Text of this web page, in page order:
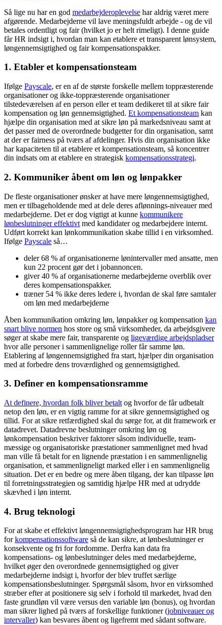
Så lige nu har en god medarbejderoplevelse har aldrig været mere
afgørende. Medarbejderne vil lave meningsfuldt arbejde - og de vil
betales ordentligt og fair (hvilket jo er helt rimeligt). I denne guide
får HR indsigt i, hvordan man kan etablere et transparent lønsystem,
løngennemsigtighed og fair kompensationspakker.
1. Etabler et kompensationsteam
Ifølge Payscale, er en af ​​de største forskelle mellem toppræsterende
organisationer og ikke-toppræsterende organisationer
tilstedeværelsen af ​​en person eller et team dedikeret til at sikre fair
kompensation og løn gennemsigtighed. Et kompensationsteam kan
hjælpe din organisation med at sikre løn på markedsniveau samt at
det passer med de overordnede budgetter for din organisation, samt
at der er fairness på tværs af afdelinger. Hvis din organisation ikke
har kapaciteten til at etablere et kompensationsteam, så koncentrer
din indsats om at etablere en strategisk kompensationsstrategi.
2. Kommuniker åbent om løn og lønpakker
De fleste organisationer ønsker at have mere løngennemsigtighed,
men er tilbageholdende med at dele deres aflønnings-niveauer med
medarbejderne. Det er dog vigtigt at kunne kommunikere
lønbeslutninger effektivt med kandidater og medarbejdere internt.
Udført korrekt kan lønkommunikation skabe tillid i en virksomhed.
Ifølge Payscale så…
deler 68 % af organisationerne lønintervaller med ansatte, men
kun 22 procent gør det i jobannoncen.
giver 40 % af organisationerne medarbejderne overblik over
deres kompensationspakker.
træner 54 % ikke deres ledere i, hvordan de skal føre samtaler
om løn med medarbejderne
Åben kommunikation omkring løn, lønpakker og kompensation kan
snart blive normen hos store og små virksomheder, da arbejdsgivere
søger at skabe mere fair, transparente og ligeværdige arbejdspladser
hvor alle personer i sammenlignelige roller får samme løn.
Etablering af løngennemsigtighed fra start, hjælper din organisation
med at forbedre dens troværdighed og gennemsigtighed.
3. Definer en kompensationsramme
At definere, hvordan folk bliver betalt og hvorfor de får udbetalt
netop den løn, er en vigtig ramme for at sikre gennemsigtighed og
tillid. For at sikre retfærdighed skal du sørge for, at dit framework er
datadrevet. Datadrevne beslutninger omkring løn og
lønkompensation beskriver faktorer såsom individuelle, team-
mæssige og organisatoriske præstationer sammenlignet med hvad
man ville få betalt for en lignende præstation i en sammenlignelig
organisation, et sammenligneligt marked eller i en sammenlignelig
situation. Det er en bedre og mere åben tilgang, der kan tilpasse løn
til forretningsstrategien og samtidig hjælpe HR med at udrydde
skævhed i løn internt.
4. Brug ​​teknologi
For at skabe et effektivt løngennemsigtighedsprogram har HR brug
forkompensationssoftware så de kan sikre, at lønbeslutninger er
konsekvente og fri for fordomme. Derfra kan data fra
kompensations- og lønbeslutninger deles med medarbejderne,
hvilket øger den overordnede gennemsigtighed og giver
medarbejderne indsigt i, hvorfor der blev truffet særlige
kompensationsbeslutninger. Spørgsmål såsom, hvor en virksomhed
stræber efter at positionere sig selv i forhold til markedet, hvad den
faste grundløn vil være versus den variable løn (bonus), og hvordan
man sikrer lighed på tværs af forskellige funktioner (jobniveauer og
intervaller) kan besvares åbent og ligefremt med sådant software.